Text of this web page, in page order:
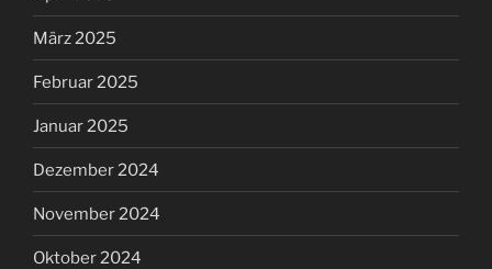
März 2025
Februar 2025
Januar 2025
Dezember 2024
November 2024
Oktober 2024